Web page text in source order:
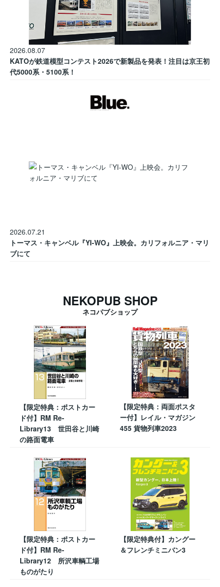
2026.08.07
KATOが鉄道模型コンテスト2026で新製品を発表！注目は京王初
代5000系・5100系！
2026.07.21
トーマス・キャンベル『YI-WO』上映会。カリフォルニア・マリ
ブにて
NEKOPUB SHOP
ネコパブショップ
【限定特典：ポストカー
ド付】RM Re-
Library13 世田谷と川崎
の路面電車
【限定特典：両面ポスタ
ー付】レイル・マガジン
455 貨物列車2023
【限定特典：ポストカー
ド付】RM Re-
Library12 所沢車輌工場
ものがたり
【限定特典付】カングー
＆フレンチミニバン3